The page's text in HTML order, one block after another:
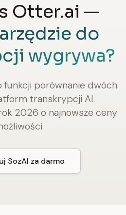
Otter.ai —
do
wygrywa?
funkcji porównanie dwóch
transkrypcji AI.
2026 o najnowsze ceny
SozAI za darmo